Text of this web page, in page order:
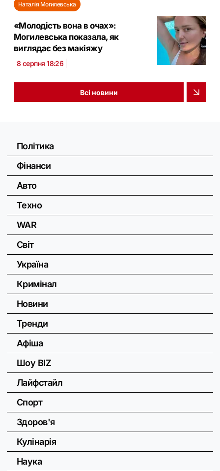
Наталія Могилевська
«Молодість вона в очах»:
Могилевська показала, як
виглядає без макіяжу
8 серпня 18:26
Всі новини
Політика
Фінанси
Авто
Техно
WAR
Світ
Україна
Кримінал
Новини
Тренди
Афіша
Шоу BIZ
Лайфстайл
Спорт
Здоров'я
Кулінарія
Наука